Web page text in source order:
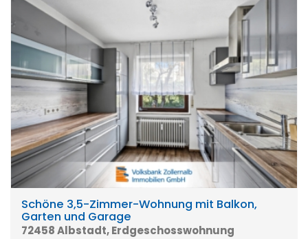
Schöne 3,5-Zimmer-Wohnung mit Balkon,
Garten und Garage
72458 Albstadt, Erdgeschosswohnung